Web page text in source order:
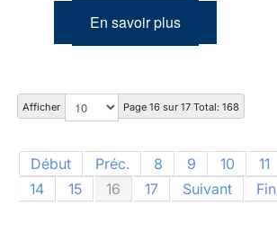
En savoir plus
Afficher Page 16 sur 17 Total: 168
Début Préc. 8 9 10 11
14
15 16 17 Suivant Fin